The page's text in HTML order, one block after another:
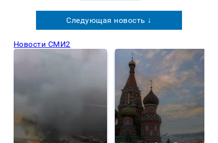
Следующая новость ↓
Новости СМИ2